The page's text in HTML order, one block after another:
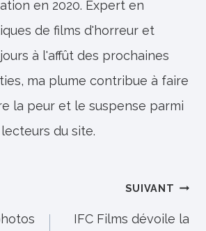
en 2020. Expert en
de films d'horreur et
à l'affût des prochaines
ma plume contribue à faire
la peur et le suspense parmi
lecteurs du site.
SUIVANT
IFC Films dévoile la